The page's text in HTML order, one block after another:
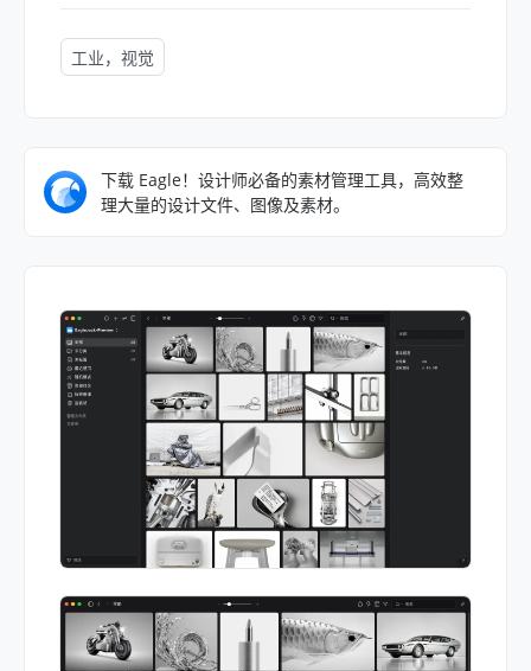
工业，视觉
下载 Eagle！设计师必备的素材管理工具，高效整
理大量的设计文件、图像及素材。